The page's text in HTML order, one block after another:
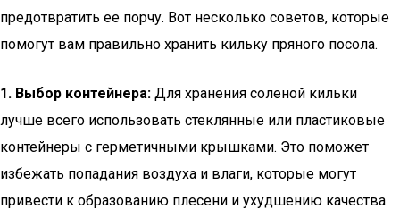
предотвратить ее порчу. Вот несколько советов, которые
помогут вам правильно хранить кильку пряного посола.
1. Выбор контейнера: Для хранения соленой кильки
лучше всего использовать стеклянные или пластиковые
контейнеры с герметичными крышками. Это поможет
избежать попадания воздуха и влаги, которые могут
привести к образованию плесени и ухудшению качества